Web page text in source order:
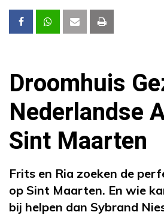
voordoen, neem dan
Droomhuis
Nederlandse
Sint Maarten
Frits en Ria zoeken de
op Sint Maarten. En wie
bij helpen dan Sybrand